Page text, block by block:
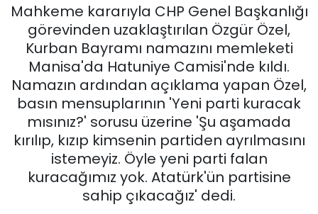
Mahkeme kararıyla CHP Genel Başkanlığı
görevinden uzaklaştırılan Özgür Özel,
Kurban Bayramı namazını memleketi
Manisa'da Hatuniye Camisi'nde kıldı.
Namazın ardından açıklama yapan Özel,
basın mensuplarının 'Yeni parti kuracak
mısınız?' sorusu üzerine 'Şu aşamada
kırılıp, kızıp kimsenin partiden ayrılmasını
istemeyiz. Öyle yeni parti falan
kuracağımız yok. Atatürk'ün partisine
sahip çıkacağız' dedi.
EKONOMİ
English News
GÜNCEL
KÜLTÜR SANAT
MAGAZİN
POLİTİKA
Son Dakika Haberleri
Haber Arşivi